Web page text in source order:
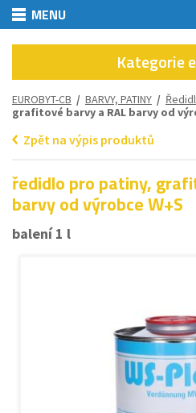
MENU
Kategorie
EUROBYT-CB / BARVY, PATINY /
grafitové barvy a RAL barvy od
Zpět na výpis produktů
ředidlo pro patiny,
barvy od výrobce W+S
balení 1 l